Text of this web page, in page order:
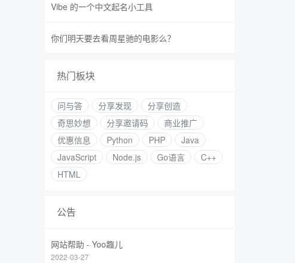
Vibe 的一个中文起名小工具
你们明天要去看周星驰的电影么？
热门板块
问与答 分享发现
分享创造
奇思妙想
分享邀请码
商业推广
优惠信息
Python PHP
Java
JavaScript
Node.js Go语言
C++
HTML
公告
网站帮助 - Yoo趣儿
2022-03-27